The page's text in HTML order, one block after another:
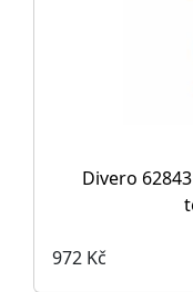
Divero
972 Kč